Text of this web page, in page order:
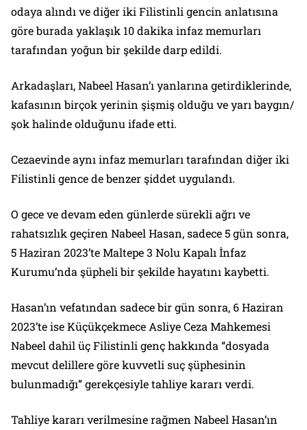
odaya alındı ve diğer iki Filistinli gencin anlatısına
göre burada yaklaşık 10 dakika infaz memurları
tarafından yoğun bir şekilde darp edildi.
Arkadaşları, Nabeel Hasan’ı yanlarına getirdiklerinde,
kafasının birçok yerinin şişmiş olduğu ve yarı baygın/
şok halinde olduğunu ifade etti.
Cezaevinde aynı infaz memurları tarafından diğer iki
Filistinli gence de benzer şiddet uygulandı.
O gece ve devam eden günlerde sürekli ağrı ve
rahatsızlık geçiren Nabeel Hasan, sadece 5 gün sonra,
5 Haziran 2023’te Maltepe 3 Nolu Kapalı İnfaz
Kurumu’nda şüpheli bir şekilde hayatını kaybetti.
Hasan’ın vefatından sadece bir gün sonra, 6 Haziran
2023’te ise Küçükçekmece Asliye Ceza Mahkemesi
Nabeel dahil üç Filistinli genç hakkında “dosyada
mevcut delillere göre kuvvetli suç şüphesinin
bulunmadığı” gerekçesiyle tahliye kararı verdi.
Tahliye kararı verilmesine rağmen Nabeel Hasan’ın